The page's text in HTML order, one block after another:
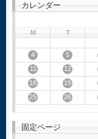
カレンダー
M
T
4
5
11
12
18
19
25
26
固定ページ